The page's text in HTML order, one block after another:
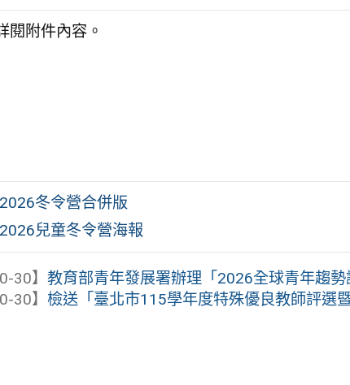
閱附件內容。
2026冬令營合併版
2026兒童冬令營海報
30】教育部青年發展署辦理「2026全球青年趨勢
30】檢送「臺北市115學年度特殊優良教師評選